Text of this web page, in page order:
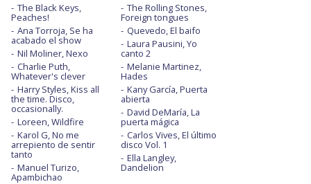
The Black Keys,
Peaches!
Ana Torroja, Se ha
acabado el show
Nil Moliner, Nexo
Charlie Puth,
Whatever's clever
Harry Styles, Kiss all
the time. Disco,
occasionally.
Loreen, Wildfire
Karol G, No me
arrepiento de sentir
tanto
Manuel Turizo,
Apambichao
The Rolling Stones,
Foreign tongues
Quevedo, El baifo
Laura Pausini, Yo
canto 2
Melanie Martinez,
Hades
Kany García, Puerta
abierta
David DeMaría, La
puerta mágica
Carlos Vives, El último
disco Vol. 1
Ella Langley,
Dandelion